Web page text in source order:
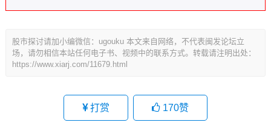
股市探讨请加小编微信：ugouku 本文来自网络，不代表闽发论坛立
场，请勿相信本站任何电子书、视频中的联系方式。转载请注明出处：
https://www.xiarj.com/11679.html
打赏 170赞